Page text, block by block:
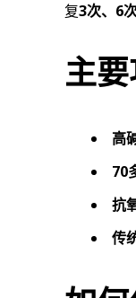
复3次、6
主
高
70
抗
传